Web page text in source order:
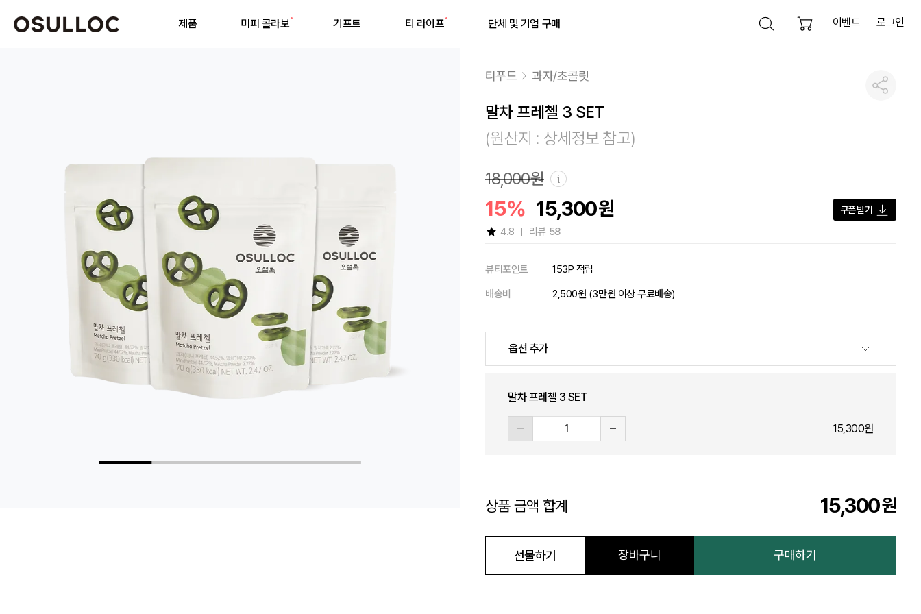
제품 미피 콜라보 기프트 티 라이프 단체 및 기업 구매 검색 열기
이벤트 로그인
최근 검색어
최근 검색어가 없습니다.
공유하기
티푸드 과자/초콜릿
말차 프레첼 3 SET
(원산지 : 상세정보 참고)
18,000원
15% 15,300원 쿠폰 받기
4.8 리뷰 58
뷰티포인트
153P 적립
배송비
2,500원 (3만원 이상 무료배송)
옵션 추가
말차 프레첼 3 SET
15,300원
상품 금액 합계 15,300원
정기결제 장바구니선물하기 장바구니 구매하기